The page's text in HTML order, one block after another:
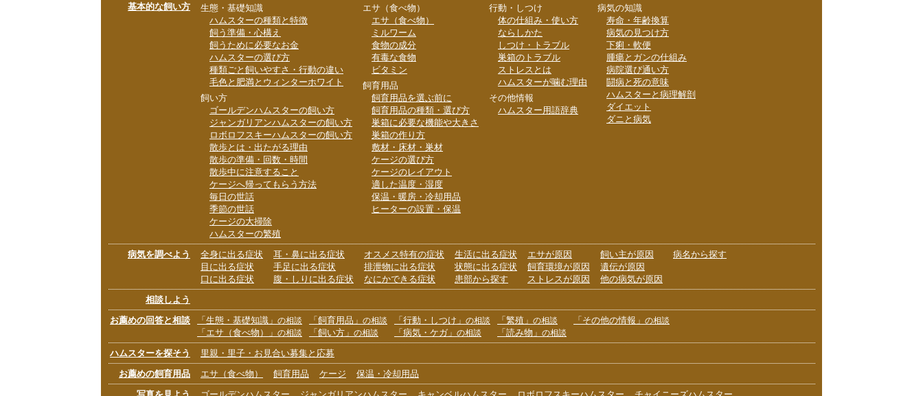
基本的な飼い方
生態・基礎知識
ハムスターの種類と特徴
飼う準備・心構え
飼うために必要なお金
ハムスターの選び方
種類ごと飼いやすさ・行動の違い
毛色と肥満とウィンターホワイト
飼い方
ゴールデンハムスターの飼い方
ジャンガリアンハムスターの飼い方
ロボロフスキーハムスターの飼い方
散歩とは・出たがる理由
散歩の準備・回数・時間
散歩中に注意すること
ケージへ帰ってもらう方法
毎日の世話
季節の世話
ケージの大掃除
ハムスターの繁殖
エサ（食べ物）
エサ（食べ物）
ミルワーム
食物の成分
有毒な食物
ビタミン
飼育用品
飼育用品を選ぶ前に
飼育用品の種類・選び方
巣箱に必要な機能や大きさ
巣箱の作り方
敷材・床材・巣材
ケージの選び方
ケージのレイアウト
適した温度・湿度
保温・暖房・冷却用品
ヒーターの設置・保温
行動・しつけ
体の仕組み・使い方
ならしかた
しつけ・トラブル
巣箱のトラブル
ストレスとは
ハムスターが噛む理由
その他情報
ハムスター用語辞典
病気の知識
寿命・年齢換算
病気の見つけ方
下痢・軟便
腫瘍とガンの仕組み
病院選び通い方
闘病と死の意味
ハムスターと病理解剖
ダイエット
ダニと病気
病気を調べよう
全身に出る症状
目に出る症状
口に出る症状
耳・鼻に出る症状
手足に出る症状
腹・しりに出る症状
オスメス特有の症状
排泄物に出る症状
なにかできる症状
生活に出る症状
状態に出る症状
患部から探す
エサが原因
飼育環境が原因
ストレスが原因
飼い主が原因
遺伝が原因
他の病気が原因
病名から探す
相談しよう
お薦めの回答と相談
「生態・基礎知識」 の相談
「エサ（食べ物）」 の相談
「飼育用品」 の相談
「飼い方」 の相談
「行動・しつけ」 の相談
「病気・ケガ」 の相談
「繁殖」 の相談
「読み物」 の相談
「その他の情報」 の相談
ハムスターを探そう
里親・里子・お見合い募集と応募
お薦めの飼育用品
エサ（食べ物） 飼育用品 ケージ
保温・冷却用品